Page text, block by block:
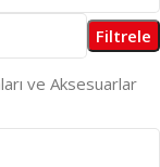
Filtrele
ve Aksesuarlar